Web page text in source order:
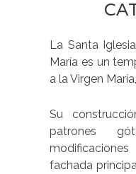
La Santa
María es un
a la Virgen
Su
patrones
fachada